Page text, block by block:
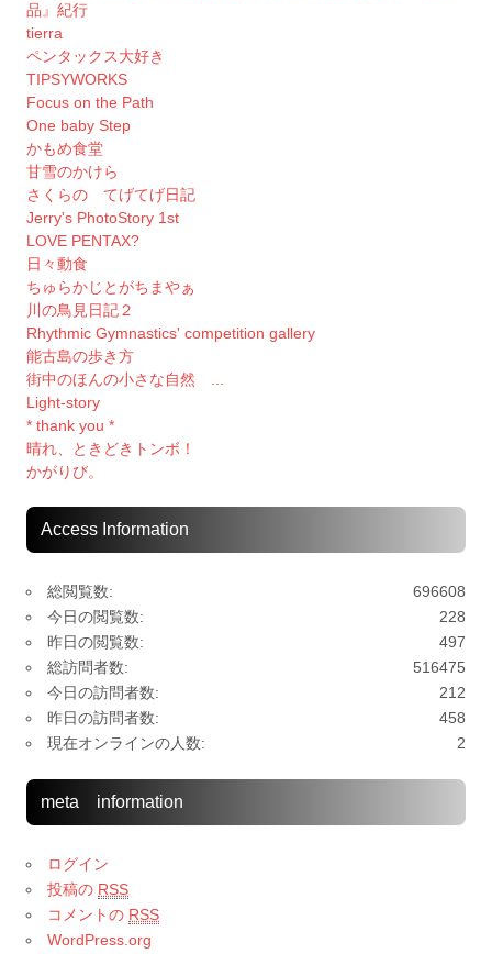
品』紀行
tierra
ペンタックス大好き
TIPSYWORKS
Focus on the Path
One baby Step
かもめ食堂
甘雪のかけら
さくらの てげてげ日記
Jerry's PhotoStory 1st
LOVE PENTAX?
日々動食
ちゅらかじとがちまやぁ
川の鳥見日記２
Rhythmic Gymnastics' competition gallery
能古島の歩き方
街中のほんの小さな自然 ...
Light-story
* thank you *
晴れ、ときどきトンボ！
かがりび。
Access Information
696608
総閲覧数:
228
今日の閲覧数:
497
昨日の閲覧数:
516475
総訪問者数:
212
今日の訪問者数:
458
昨日の訪問者数:
2
現在オンラインの人数:
meta information
ログイン
投稿の RSS
コメントの RSS
WordPress.org